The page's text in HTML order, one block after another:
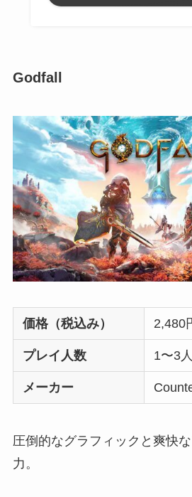
Godfall
価格（税込み） 2,480
プレイ人数 1〜3人
メーカー
圧倒的なグラフィックと爽快
力。